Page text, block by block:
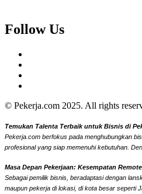
Follow Us
© Pekerja.com 2025. All rights
Temukan Talenta Terbaik untuk Bisnis di
Pekerja.com berfokus pada menghubungkan
profesional yang siap memenuhi kebutuhan.
Masa Depan Pekerjaan: Kesempatan
Sebagai pemilik bisnis, beradaptasi dengan
maupun pekerja di lokasi, di kota besar seperti